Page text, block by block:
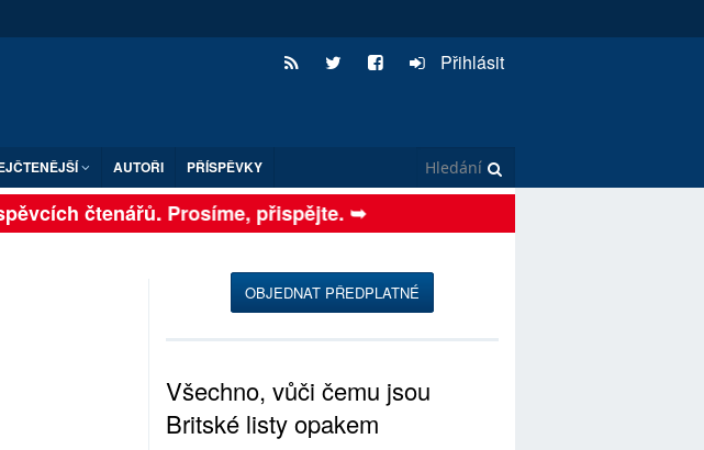
Přihlásit
AUTOŘI PŘÍSPĚVKY
čtenářů. Prosíme, přispějte. ➥
OBJEDNAT PŘEDPLATNÉ
Všechno, vůči čemu jsou
Britské listy opakem